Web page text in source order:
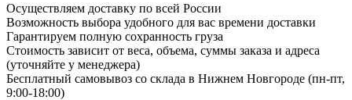
Осуществляем доставку по всей России
Возможность выбора удобного для вас времени доставки
Гарантируем полную сохранность груза
Стоимость зависит от веса, объема, суммы заказа и адреса
(уточняйте у менеджера)
Бесплатный самовывоз со склада в Нижнем Новгороде (пн-пт,
9:00-18:00)